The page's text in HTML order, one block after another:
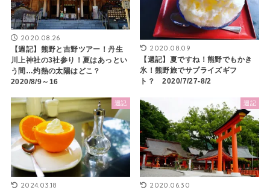
2020.08.26
【週記】熊野と吉野ツアー！丹生
川上神社の3社参り！夏はあっとい
う間…灼熱の太陽はどこ？
2020/8/9～16
2020.08.09
【週記】夏ですね！熊野でもかき
氷！熊野旅でサプライズギフ
ト？ 2020/7/27-8/2
週記
2024.03.18
週記
2020.06.30